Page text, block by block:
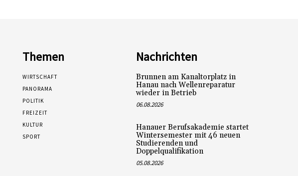
Themen
WIRTSCHAFT
PANORAMA
POLITIK
FREIZEIT
KULTUR
SPORT
Nachrichten
Brunnen am Kanaltorplatz in
Hanau nach Wellenreparatur
wieder in Betrieb
06.08.2026
Hanauer Berufsakademie startet
Wintersemester mit 46 neuen
Studierenden und
Doppelqualifikation
05.08.2026